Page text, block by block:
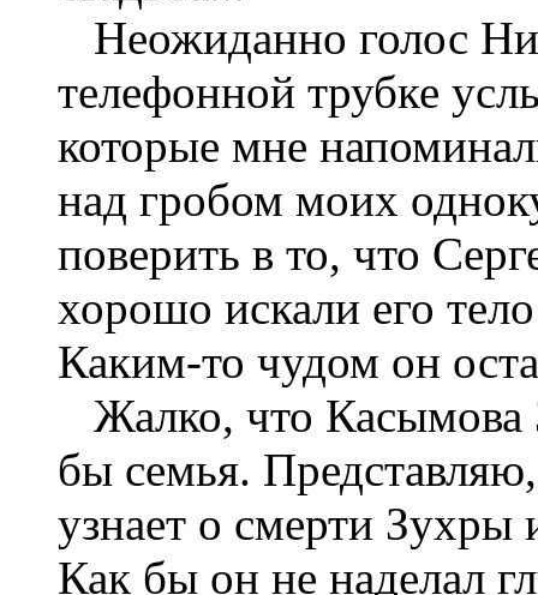
Неожиданно голос
телефонной трубке
которые мне
над гробом моих
поверить в то, что
хорошо искали его
Каким-то чудом он
Жалко, что Касымова
бы семья.
узнает о смерти Зухры
Как бы он не наделал